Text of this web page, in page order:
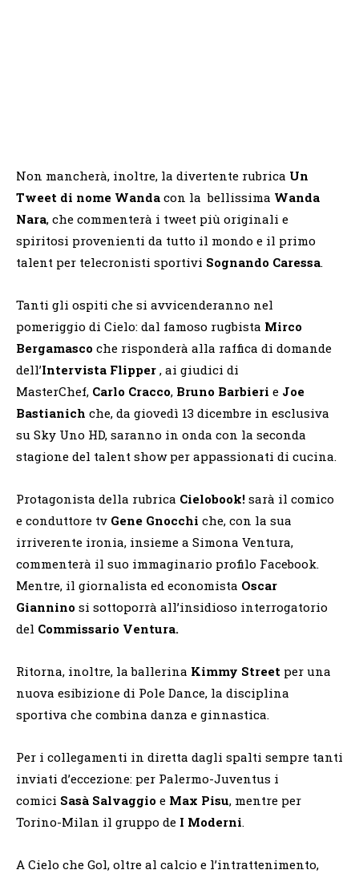
Non mancherà, inoltre, la divertente rubrica Un
Tweet di nome Wanda con la bellissima Wanda
Nara, che commenterà i tweet più originali e
spiritosi provenienti da tutto il mondo e il primo
talent per telecronisti sportivi Sognando Caressa.
Tanti gli ospiti che si avvicenderanno nel
pomeriggio di Cielo: dal famoso rugbista Mirco
Bergamasco che risponderà alla raffica di domande
dell’Intervista Flipper , ai giudici di
MasterChef, Carlo Cracco, Bruno Barbieri e Joe
Bastianich che, da giovedì 13 dicembre in esclusiva
su Sky Uno HD, saranno in onda con la seconda
stagione del talent show per appassionati di cucina.
Protagonista della rubrica Cielobook! sarà il comico
e conduttore tv Gene Gnocchi che, con la sua
irriverente ironia, insieme a Simona Ventura,
commenterà il suo immaginario profilo Facebook.
Mentre, il giornalista ed economista Oscar
Giannino si sottoporrà all’insidioso interrogatorio
del Commissario Ventura.
Ritorna, inoltre, la ballerina Kimmy Street per una
nuova esibizione di Pole Dance, la disciplina
sportiva che combina danza e ginnastica.
Per i collegamenti in diretta dagli spalti sempre tanti
inviati d’eccezione: per Palermo-Juventus i
comici Sasà Salvaggio e Max Pisu, mentre per
Torino-Milan il gruppo de I Moderni.
A Cielo che Gol, oltre al calcio e l’intrattenimento,